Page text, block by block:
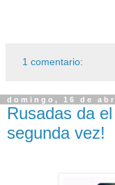
1 comentario:
domingo, 16 de
Rusadas da
segunda vez!